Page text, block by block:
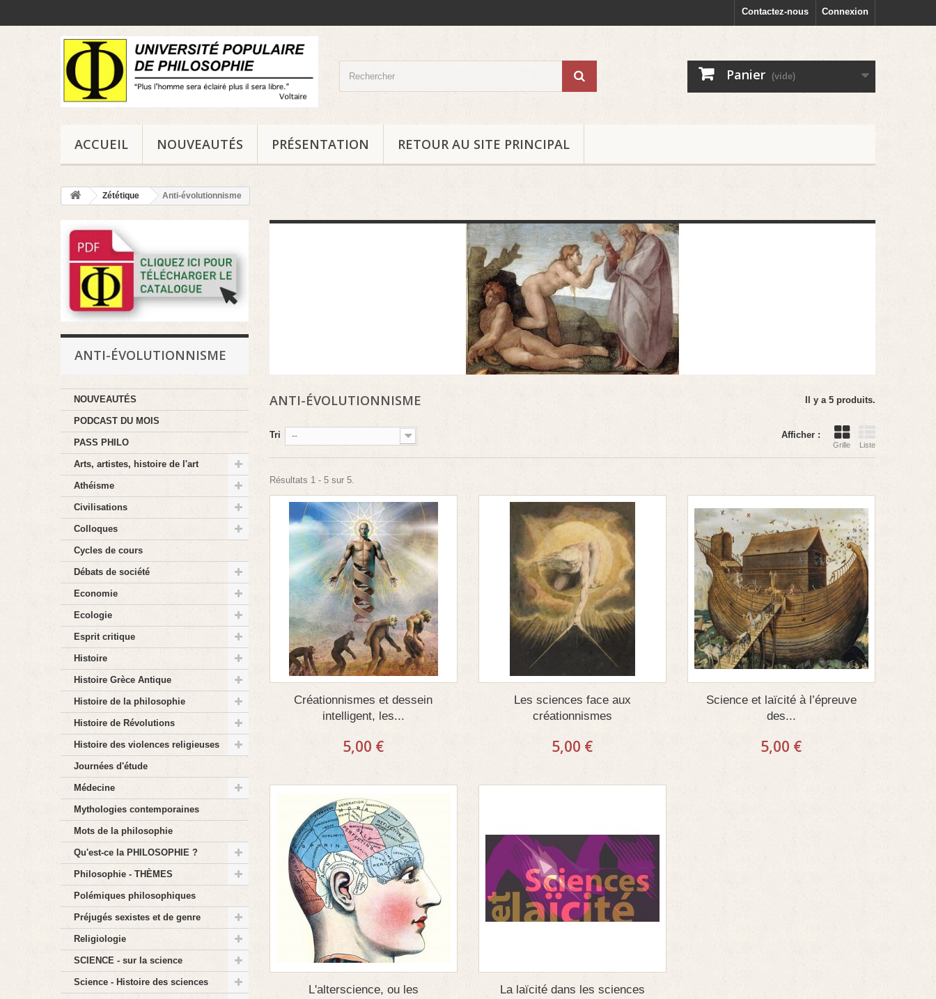
Connexion
Contactez-nous
Panier (vide)
ACCUEIL NOUVEAUTÉS PRÉSENTATION RETOUR AU SITE PRINCIPAL
Zététique Anti-évolutionnisme
ANTI-ÉVOLUTIONNISME
NOUVEAUTÉS
PODCAST DU MOIS
PASS PHILO
Arts, artistes, histoire de l'art
Athéisme
Civilisations
Colloques
Cycles de cours
Débats de société
Economie
Ecologie
Esprit critique
Histoire
Histoire Grèce Antique
Histoire de la philosophie
Histoire de Révolutions
Histoire des violences religieuses
Journées d'étude
Médecine
Mythologies contemporaines
Mots de la philosophie
Qu'est-ce la PHILOSOPHIE ?
Philosophie - THÈMES
Polémiques philosophiques
Préjugés sexistes et de genre
Religiologie
SCIENCE - sur la science
Science - Histoire des sciences
ANTI-ÉVOLUTIONNISME Il y a 5 produits.
Afficher :
Grille Liste
Tri --
Résultats 1 - 5 sur 5.
Créationnismes et dessein
intelligent, les...
5,00 €
Les sciences face aux
créationnismes
5,00 €
Science et laïcité à l’épreuve
des...
5,00 €
L'alterscience, ou les
La laïcité dans les sciences